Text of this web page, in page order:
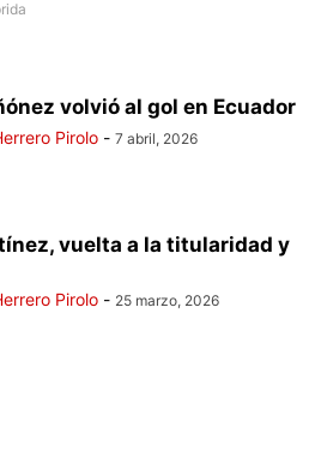
volvió al gol en Ecuador
Pirolo - 7 abril, 2026
vuelta a la titularidad y
Pirolo - 25 marzo, 2026